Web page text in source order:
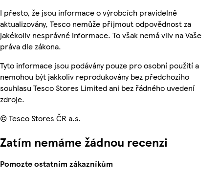
I přesto, že jsou informace o výrobcích pravidelně
aktualizovány, Tesco nemůže přijmout odpovědnost za
jakékoliv nesprávné informace. To však nemá vliv na Vaše
práva dle zákona.
Tyto informace jsou podávány pouze pro osobní použití a
nemohou být jakkoliv reprodukovány bez předchozího
souhlasu Tesco Stores Limited ani bez řádného uvedení
zdroje.
© Tesco Stores ČR a.s.
Zatím nemáme žádnou recenzi
Pomozte ostatním zákazníkům